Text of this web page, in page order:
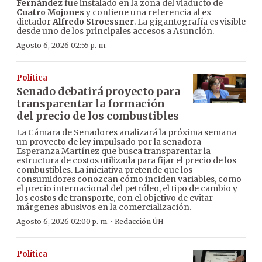
Fernándezfue instalado en la zona del viaducto de
Cuatro Mojones y contiene una referencia al ex
dictadorAlfredo Stroessner. La gigantografía es visible
desde uno de los principales accesos a Asunción.
Agosto 6, 2026 02:55 p. m.
Política
Senado debatirá proyecto para
transparentar la formación
del precio de los combustibles
La Cámara de Senadores analizará la próxima semana
un proyecto de ley impulsado por la senadora
Esperanza Martínez que busca transparentar la
estructura de costos utilizada para fijar el precio de los
combustibles. La iniciativa pretende que los
consumidores conozcan cómo inciden variables, como
el precio internacional del petróleo, el tipo de cambio y
los costos de transporte, con el objetivo de evitar
márgenes abusivos en la comercialización.
Agosto 6, 2026 02:00 p. m. · Redacción ÚH
Política